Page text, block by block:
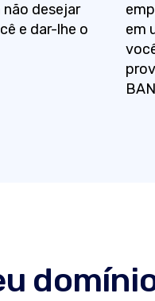
desejar
e dar-lhe o
em